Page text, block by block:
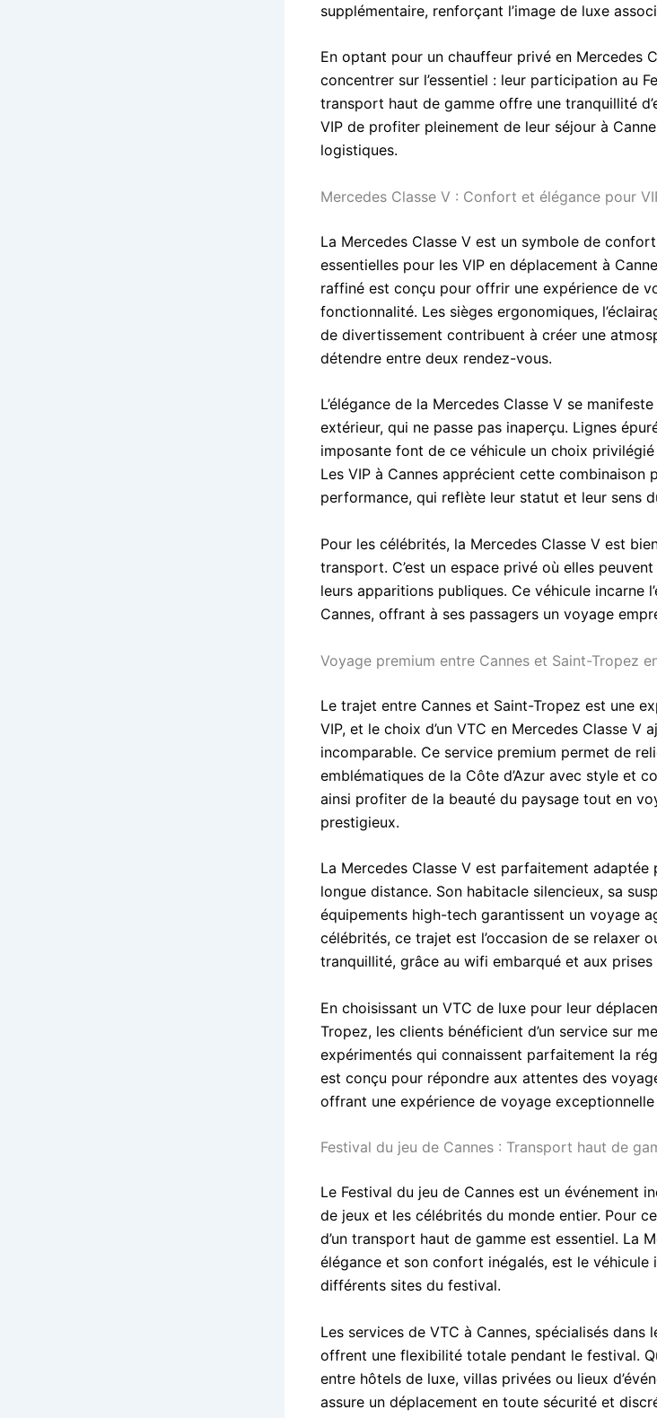
supplémentaire, renforçant l’image de luxe
En optant pour un chauffeur privé en Mercedes
concentrer sur l’essentiel : leur participation au
transport haut de gamme offre une tranquillité
VIP de profiter pleinement de leur séjour à
logistiques.
Mercedes Classe V : Confort et élégance pour
La Mercedes Classe V est un symbole de
essentielles pour les VIP en déplacement à
raffiné est conçu pour offrir une expérience de
fonctionnalité. Les sièges ergonomiques,
de divertissement contribuent à créer une
détendre entre deux rendez-vous.
L’élégance de la Mercedes Classe V se
extérieur, qui ne passe pas inaperçu. Lignes
imposante font de ce véhicule un choix
Les VIP à Cannes apprécient cette combinaison
performance, qui reflète leur statut et leur sens
Pour les célébrités, la Mercedes Classe V est
transport. C’est un espace privé où elles
leurs apparitions publiques. Ce véhicule incarne
Cannes, offrant à ses passagers un voyage
Voyage premium entre Cannes et Saint-Tropez
Le trajet entre Cannes et Saint-Tropez est une
VIP, et le choix d’un VTC en Mercedes Classe V
incomparable. Ce service premium permet de
emblématiques de la Côte d’Azur avec style et
ainsi profiter de la beauté du paysage tout en
prestigieux.
La Mercedes Classe V est parfaitement
longue distance. Son habitacle silencieux, sa
équipements high-tech garantissent un voyage
célébrités, ce trajet est l’occasion de se relaxer
tranquillité, grâce au wifi embarqué et aux
En choisissant un VTC de luxe pour leur
Tropez, les clients bénéficient d’un service sur
expérimentés qui connaissent parfaitement la
est conçu pour répondre aux attentes des
offrant une expérience de voyage exceptionnelle
Festival du jeu de Cannes : Transport haut de
Le Festival du jeu de Cannes est un événement
de jeux et les célébrités du monde entier. Pour
d’un transport haut de gamme est essentiel. La
élégance et son confort inégalés, est le véhicule
différents sites du festival.
Les services de VTC à Cannes, spécialisés
offrent une flexibilité totale pendant le festival.
entre hôtels de luxe, villas privées ou lieux
assure un déplacement en toute sécurité et